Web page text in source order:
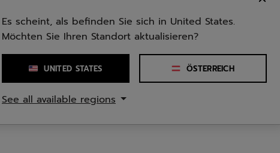
4.6 (27) 4.8 (5)
4.8
von
5
Sternen.
5
€ 21,95
Es scheint, als befinden Sie sich in United States.
Möchten Sie Ihren Standort aktualisieren?
UNITED STATES ÖSTERREICH
See all available regions